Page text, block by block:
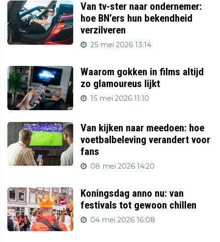
Van tv-ster naar ondernemer:
hoe BN’ers hun bekendheid
verzilveren
25 mei 2026 13:14
Waarom gokken in films altijd
zo glamoureus lijkt
15 mei 2026 11:10
Van kijken naar meedoen: hoe
voetbalbeleving verandert voor
fans
08 mei 2026 14:20
Koningsdag anno nu: van
festivals tot gewoon chillen
04 mei 2026 16:08